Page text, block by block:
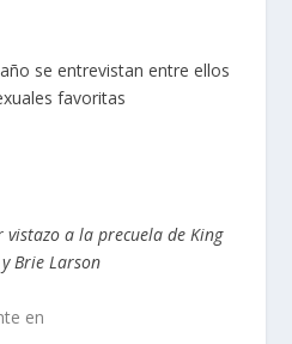
se entrevistan entre ellos
favoritas
vistazo a la precuela de King
Brie Larson
en